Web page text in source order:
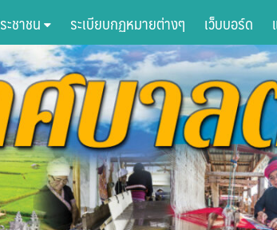
ชาชน ระเบียบกฏหมายต่างๆ เว็บบอร์ด